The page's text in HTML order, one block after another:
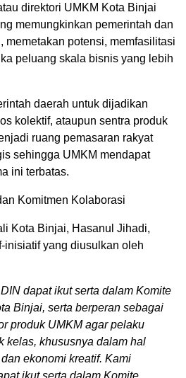
direktori UMKM Kota Binjai
memungkinkan pemerintah dan
memetakan potensi, memfasilitasi
peluang skala bisnis yang lebih
daerah untuk dijadikan
kolektif, ataupun sentra produk
ruang pemasaran rakyat
sehingga UMKM mendapat
ini terbatas.
Komitmen Kolaborasi
Kota Binjai, Hasanul Jihadi,
inisiatif yang diusulkan oleh
dapat ikut serta dalam Komite
Binjai, serta berperan sebagai
produk UMKM agar pelaku
kelas, khususnya dalam hal
ekonomi kreatif. Kami
ikut serta dalam Komite